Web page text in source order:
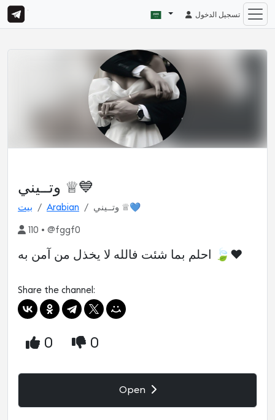
تسجيل الدخول
وتــيني ♕💙
بيت Arabian وتــيني ♕💙
110 • @fggf0
احلم بما شئت فالله لا يخذل من آمن به 🍃♥️
Share the channel:
0 0
Open